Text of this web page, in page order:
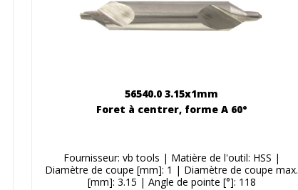
56540.0 3.15x1mm
Foret à centrer, forme A 60°
Fournisseur: vb tools | Matière de l'outil: HSS |
Diamètre de coupe [mm]: 1 | Diamètre de coupe max.
[mm]: 3.15 | Angle de pointe [°]: 118